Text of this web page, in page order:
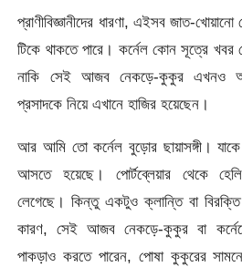
প্রাণীবিজ্ঞানীদের ধারণা, এইসব জাত-
টিকে থাকতে পারে। কর্নেল কোন সূত্রে খবর
নাকি সেই আজব নেকড়ে-কুকুর এখনও
প্রসাদকে নিয়ে এখানে হাজির হয়েছেন।
আর আমি তো কর্নেল বুড়োর ছায়াসঙ্গী।
আসতে হয়েছে। পোর্টব্লেয়ার থেকে
লেগেছে। কিন্তু একটুও ক্লান্তি বা
কারণ, সেই আজব নেকড়ে-কুকুর বা
পাকড়াও করতে পারেন, পোষা কুকুরের